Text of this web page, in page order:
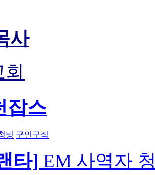
사
잡스
빙 구인구직
타] EM 사역자